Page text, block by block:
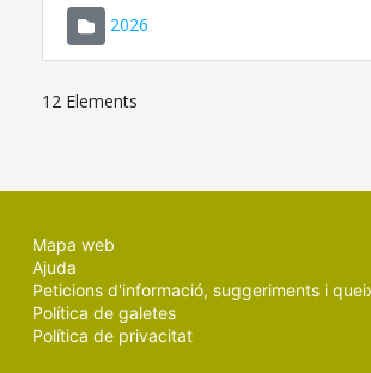
2026
12 Elements
Mapa web
Ajuda
Peticions d'informació, suggeriments i
Política de galetes
Política de privacitat